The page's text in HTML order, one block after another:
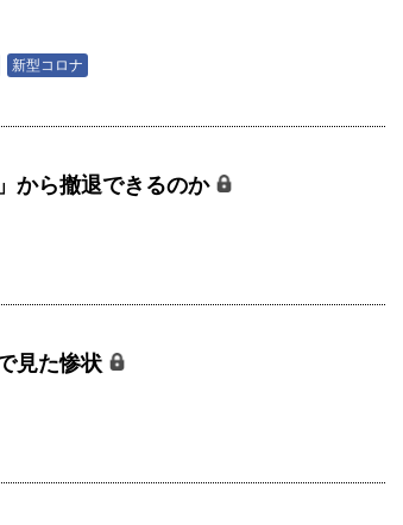
新型コロナ
から撤退できるのか
見た惨状